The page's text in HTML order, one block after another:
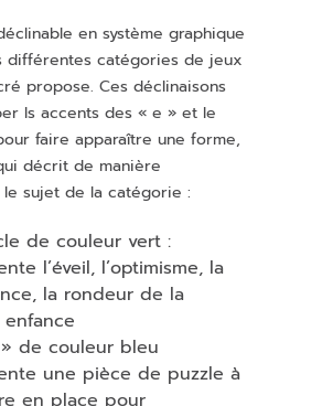
en système graphique
différentes catégories de jeux
propose. Ces déclinaisons
ls accents des « e » et le
faire apparaître une forme,
décrit de manière
sujet de la catégorie :
de couleur vert :
l’éveil, l’optimisme, la
la rondeur de la
de couleur bleu
une pièce de puzzle à
en place pour